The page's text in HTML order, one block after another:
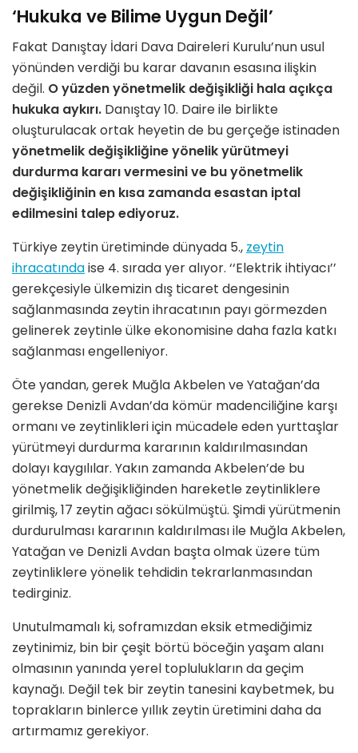
‘Hukuka ve Bilime Uygun Değil’
Fakat Danıştay İdari Dava Daireleri Kurulu’nun usul
yönünden verdiği bu karar davanın esasına ilişkin
değil. O yüzden yönetmelik değişikliği hala açıkça
hukuka aykırı. Danıştay 10. Daire ile birlikte
oluşturulacak ortak heyetin de bu gerçeğe istinaden
yönetmelik değişikliğine yönelik yürütmeyi
durdurma kararı vermesini ve bu yönetmelik
değişikliğinin en kısa zamanda esastan iptal
edilmesini talep ediyoruz.
Türkiye zeytin üretiminde dünyada 5., zeytin
ihracatındaise 4. sırada yer alıyor. ‘‘Elektrik ihtiyacı’’
gerekçesiyle ülkemizin dış ticaret dengesinin
sağlanmasında zeytin ihracatının payı görmezden
gelinerek zeytinle ülke ekonomisine daha fazla katkı
sağlanması engelleniyor.
Öte yandan, gerek Muğla Akbelen ve Yatağan’da
gerekse Denizli Avdan’da kömür madenciliğine karşı
ormanı ve zeytinlikleri için mücadele eden yurttaşlar
yürütmeyi durdurma kararının kaldırılmasından
dolayı kaygılılar. Yakın zamanda Akbelen’de bu
yönetmelik değişikliğinden hareketle zeytinliklere
girilmiş, 17 zeytin ağacı sökülmüştü. Şimdi yürütmenin
durdurulması kararının kaldırılması ile Muğla Akbelen,
Yatağan ve Denizli Avdan başta olmak üzere tüm
zeytinliklere yönelik tehdidin tekrarlanmasından
tedirginiz.
Unutulmamalı ki, soframızdan eksik etmediğimiz
zeytinimiz, bin bir çeşit börtü böceğin yaşam alanı
olmasının yanında yerel toplulukların da geçim
kaynağı. Değil tek bir zeytin tanesini kaybetmek, bu
toprakların binlerce yıllık zeytin üretimini daha da
artırmamız gerekiyor.